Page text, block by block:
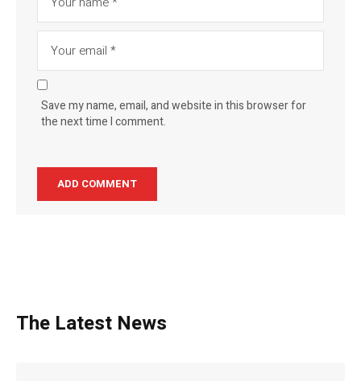
Save my name, email, and website in this browser for
the next time I comment.
The Latest News